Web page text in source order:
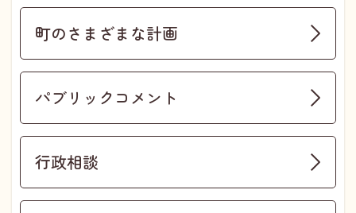
町のさまざまな計画
パブリックコメント
行政相談